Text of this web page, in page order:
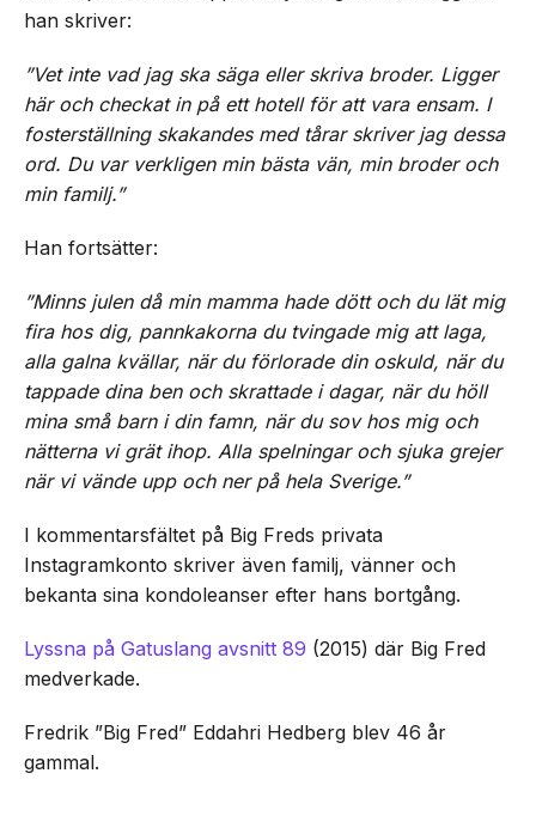
han skriver:
”Vet inte vad jag ska säga eller skriva broder. Ligger
här och checkat in på ett hotell för att vara ensam. I
fosterställning skakandes med tårar skriver jag dessa
ord. Du var verkligen min bästa vän, min broder och
min familj.”
Han fortsätter:
”Minns julen då min mamma hade dött och du lät mig
fira hos dig, pannkakorna du tvingade mig att laga,
alla galna kvällar, när du förlorade din oskuld, när du
tappade dina ben och skrattade i dagar, när du höll
mina små barn i din famn, när du sov hos mig och
nätterna vi grät ihop. Alla spelningar och sjuka grejer
när vi vände upp och ner på hela Sverige.”
I kommentarsfältet på Big Freds privata
Instagramkonto skriver även familj, vänner och
bekanta sina kondoleanser efter hans bortgång.
Lyssna på Gatuslang avsnitt 89 (2015) där Big Fred
medverkade.
Fredrik ”Big Fred” Eddahri Hedberg blev 46 år
gammal.